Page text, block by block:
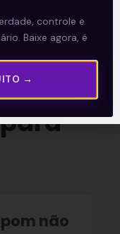
não
controle e
Baixe agora, é
→